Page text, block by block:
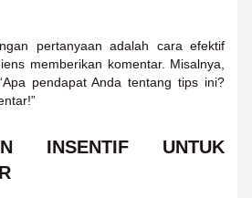
pertanyaan adalah cara efektif
memberikan komentar. Misalnya,
pendapat Anda tentang tips ini?
INSENTIF UNTUK